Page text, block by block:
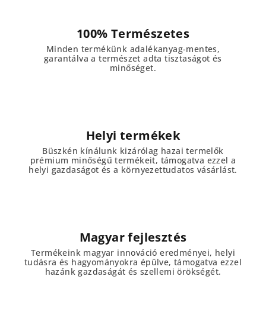
100% Természetes
Minden termékünk adalékanyag-mentes,
garantálva a természet adta tisztaságot és
minőséget.
Helyi termékek
Büszkén kínálunk kizárólag hazai termelők
prémium minőségű termékeit, támogatva ezzel a
helyi gazdaságot és a környezettudatos vásárlást.
Magyar fejlesztés
Termékeink magyar innováció eredményei, helyi
tudásra és hagyományokra épülve, támogatva ezzel
hazánk gazdaságát és szellemi örökségét.